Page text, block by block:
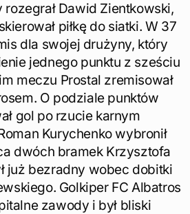
Dawid Zientkowski,
piłkę do siatki. W 37
dla swojej drużyny, który
jednego punktu z sześciu
meczu Prostal zremisował
O podziale punktów
gol po rzucie karnym
Kurychenko wybronił
dwóch bramek Krzysztofa
już bezradny wobec dobitki
Golkiper FC Albatros
zawody i był bliski